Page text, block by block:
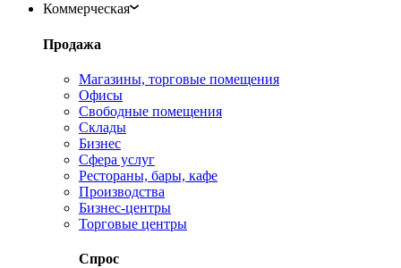
Коммерческая
Продажа
Магазины, торговые помещения
Офисы
Свободные помещения
Склады
Бизнес
Сфера услуг
Рестораны, бары, кафе
Производства
Бизнес-центры
Торговые центры
Спрос